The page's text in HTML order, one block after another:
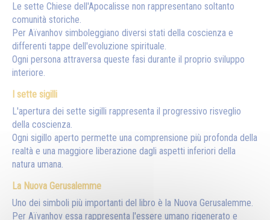
Le sette Chiese dell'Apocalisse non rappresentano soltanto
comunità storiche.
Per Aïvanhov simboleggiano diversi stati della coscienza e
differenti tappe dell'evoluzione spirituale.
Ogni persona attraversa queste fasi durante il proprio sviluppo
interiore.
I sette sigilli
L'apertura dei sette sigilli rappresenta il progressivo risveglio
della coscienza.
Ogni sigillo aperto permette una comprensione più profonda della
realtà e una maggiore liberazione dagli aspetti inferiori della
natura umana.
La Nuova Gerusalemme
Uno dei simboli più importanti del libro è la Nuova Gerusalemme.
Per Aïvanhov essa rappresenta l'essere umano rigenerato e